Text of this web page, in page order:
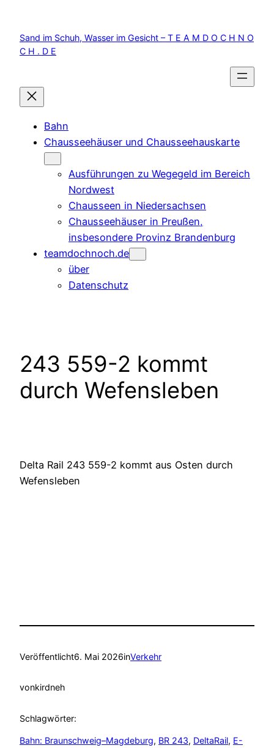
springen
Sand im Schuh, Wasser im Gesicht – T E A M D O C H N O
C H . D E
Bahn
Chausseehäuser und Chausseehauskarte
Ausführungen zu Wegegeld im Bereich
Nordwest
Chausseen in Niedersachsen
Chausseehäuser in Preußen,
insbesondere Provinz Brandenburg
teamdochnoch.de
über
Datenschutz
243 559-2 kommt
durch Wefensleben
Delta Rail 243 559-2 kommt aus Osten durch
Wefensleben
Veröffentlicht6. Mai 2026inVerkehr
vonkirdneh
Schlagwörter:
Bahn: Braunschweig–Magdeburg, BR 243, DeltaRail, E-